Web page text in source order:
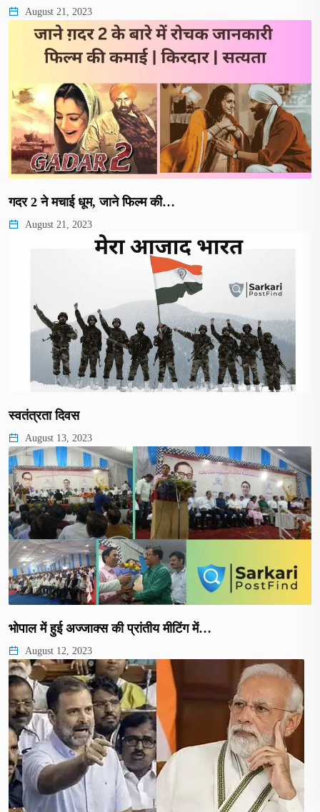
August 21, 2023
गदर 2 ने मचाई धूम, जाने फिल्म की…
August 21, 2023
स्वतंत्रता दिवस
August 13, 2023
भोपाल में हुई अज्जाक्स की प्रांतीय मीटिंग में…
August 12, 2023